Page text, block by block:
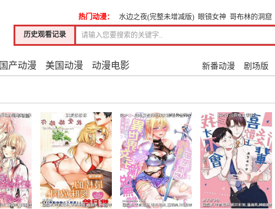
历史观看记录
热门动漫： 水边之夜(完整未增减版) 眼镜女神 哥布林的洞窟
国产动漫 美国动漫 动漫电影 新番动漫 剧场版